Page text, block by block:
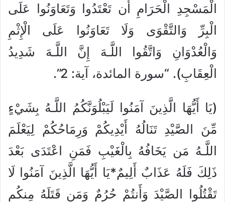
الْمَسْجِدِ الْحَرَامِ أَن تَعْتَدُوا وَتَعَاوَنُوا عَلَى
الْبِرِّ وَالتَّقْوَى وَلَا تَعَاوَنُوا عَلَى الْإِثْمِ
وَالْعُدْوَانِ وَاتَّقُوا اللَّـهَ إِنَّ اللَّـهَ شَدِيدُ
الْعِقَابِ). “سورة المائدة، آية: 2”.
(يَا أَيُّهَا الَّذِينَ آمَنُوا لَيَبْلُوَنَّكُمُ اللَّـهُ بِشَيْءٍ
مِّنَ الصَّيْدِ تَنَالُهُ أَيْدِيكُمْ وَرِمَاحُكُمْ لِيَعْلَمَ
اللَّـهُ مَن يَخَافُهُ بِالْغَيْبِ فَمَنِ اعْتَدَى بَعْدَ
ذَلِكَ فَلَهُ عَذَابٌ أَلِيمٌ*يَا أَيُّهَا الَّذِينَ آمَنُوا لَا
تَقْتُلُوا الصَّيْدَ وَأَنتُمْ حُرُمٌ وَمَن قَتَلَهُ مِنكُم